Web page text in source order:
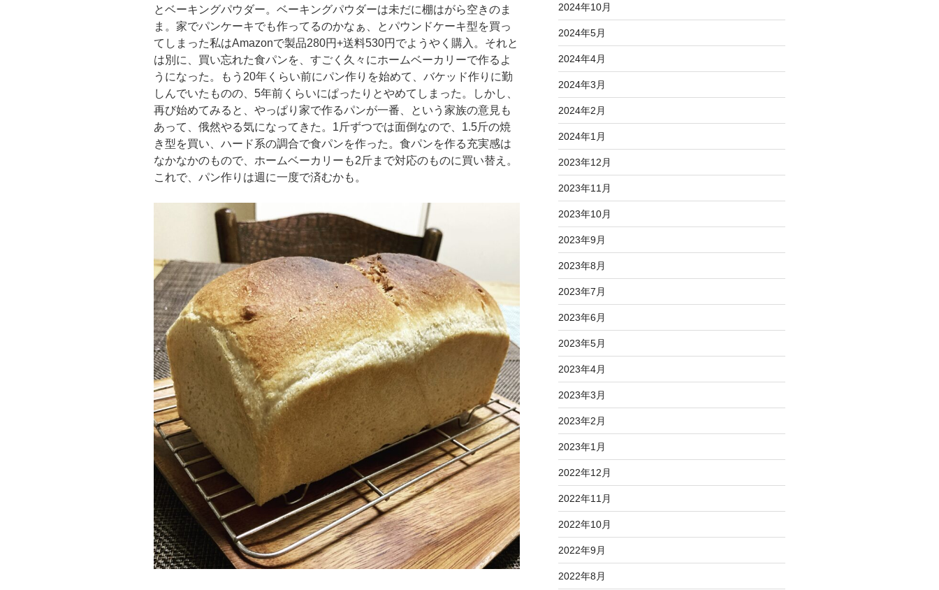
とベーキングパウダー。ベーキングパウダーは未だに棚はがら空きのま
ま。家でパンケーキでも作ってるのかなぁ、とパウンドケーキ型を買っ
てしまった私はAmazonで製品280円+送料530円でようやく購入。それと
は別に、買い忘れた食パンを、すごく久々にホームベーカリーで作るよ
うになった。もう20年くらい前にパン作りを始めて、バケッド作りに勤
しんでいたものの、5年前くらいにぱったりとやめてしまった。しかし、
再び始めてみると、やっぱり家で作るパンが一番、という家族の意見も
あって、俄然やる気になってきた。1斤ずつでは面倒なので、1.5斤の焼
き型を買い、ハード系の調合で食パンを作った。食パンを作る充実感は
なかなかのもので、ホームベーカリーも2斤まで対応のものに買い替え。
これで、パン作りは週に一度で済むかも。
2024年10月
2024年5月
2024年4月
2024年3月
2024年2月
2024年1月
2023年12月
2023年11月
2023年10月
2023年9月
2023年8月
2023年7月
2023年6月
2023年5月
2023年4月
2023年3月
2023年2月
2023年1月
2022年12月
2022年11月
2022年10月
2022年9月
2022年8月